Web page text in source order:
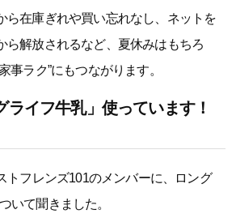
ら在庫ぎれや買い忘れなし、ネットを
ら解放されるなど、夏休みはもちろ
事ラク”にもつながります。
ライフ牛乳」使っています！
トフレンズ101のメンバーに、ロング
いて聞きました。